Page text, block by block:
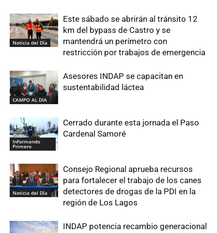
Noticia del Día
Este sábado se abrirán al tránsito 12
km del bypass de Castro y se
mantendrá un perímetro con
restricción por trabajos de emergencia
CAMPO AL DIA
Asesores INDAP se capacitan en
sustentabilidad láctea
Informando
Primero
Cerrado durante esta jornada el Paso
Cardenal Samoré
Noticia del Día
Consejo Regional aprueba recursos
para fortalecer el trabajo de los canes
detectores de drogas de la PDI en la
región de Los Lagos
INDAP potencia recambio generacional